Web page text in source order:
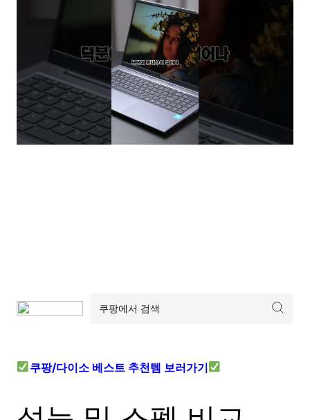
쿠팡/다이소 베스트 추천템 보러가기